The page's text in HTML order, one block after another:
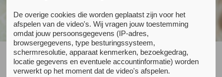
Alle nieuwsberichten
De overige cookies die worden geplaatst zijn voor het
afspelen van de video's. Wij vragen jouw toestemming
omdat jouw persoonsgegevens (IP-adres,
browsergegevens, type besturingssysteem,
schermresolutie, apparaat kenmerken, bezoekgedrag,
locatie gegevens en eventuele accountinformatie) worden
verwerkt op het moment dat de video's afspelen.